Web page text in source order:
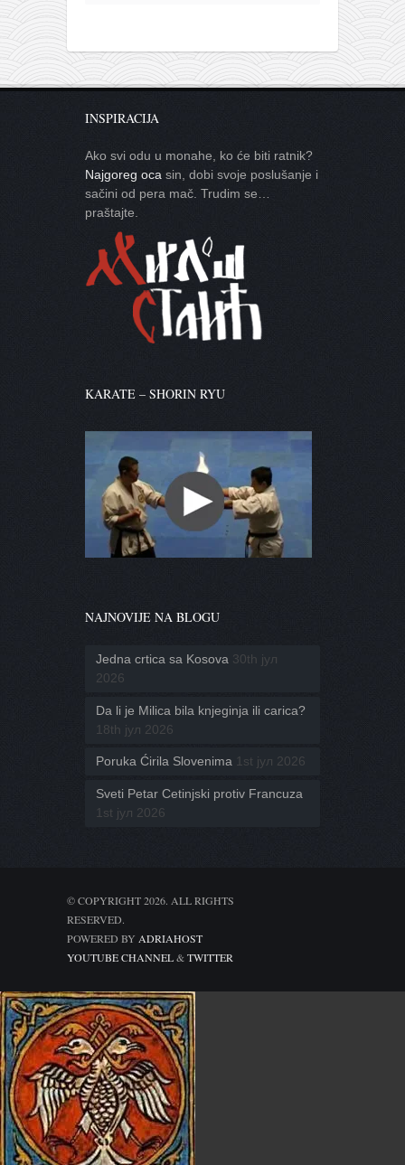
INSPIRACIJA
Ako svi odu u monahe, ko će biti ratnik?
Najgoreg oca sin, dobi svoje poslušanje i
sačini od pera mač. Trudim se…
praštajte.
KARATE – SHORIN RYU
NAJNOVIJE NA BLOGU
Jedna crtica sa Kosova 30th јул
2026
Da li je Milica bila knjeginja ili carica?
18th јул 2026
Poruka Ćirila Slovenima 1st јул 2026
Sveti Petar Cetinjski protiv Francuza
1st јул 2026
© COPYRIGHT 2026. ALL RIGHTS
RESERVED.
POWERED BY ADRIAHOST
YOUTUBE CHANNEL&TWITTER